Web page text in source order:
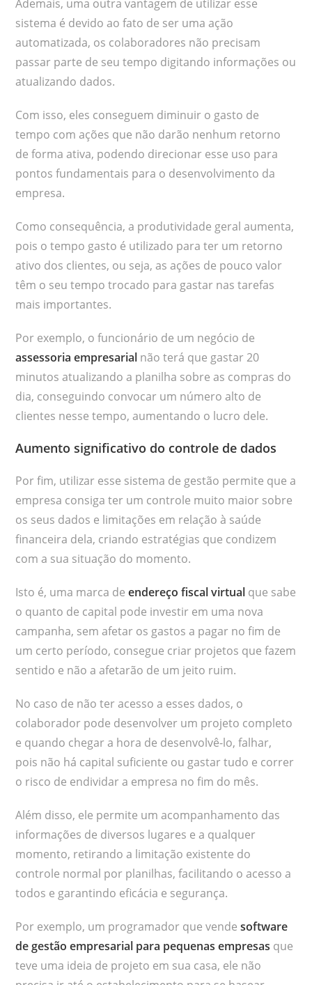
Ademais, uma outra vantagem de utilizar esse
sistema é devido ao fato de ser uma ação
automatizada, os colaboradores não precisam
passar parte de seu tempo digitando informações ou
atualizando dados.
Com isso, eles conseguem diminuir o gasto de
tempo com ações que não darão nenhum retorno
de forma ativa, podendo direcionar esse uso para
pontos fundamentais para o desenvolvimento da
empresa.
Como consequência, a produtividade geral aumenta,
pois o tempo gasto é utilizado para ter um retorno
ativo dos clientes, ou seja, as ações de pouco valor
têm o seu tempo trocado para gastar nas tarefas
mais importantes.
Por exemplo, o funcionário de um negócio de
assessoria empresarial não terá que gastar 20
minutos atualizando a planilha sobre as compras do
dia, conseguindo convocar um número alto de
clientes nesse tempo, aumentando o lucro dele.
Aumento significativo do controle de dados
Por fim, utilizar esse sistema de gestão permite que a
empresa consiga ter um controle muito maior sobre
os seus dados e limitações em relação à saúde
financeira dela, criando estratégias que condizem
com a sua situação do momento.
Isto é, uma marca deendereço fiscal virtual que sabe
o quanto de capital pode investir em uma nova
campanha, sem afetar os gastos a pagar no fim de
um certo período, consegue criar projetos que fazem
sentido e não a afetarão de um jeito ruim.
No caso de não ter acesso a esses dados, o
colaborador pode desenvolver um projeto completo
e quando chegar a hora de desenvolvê-lo, falhar,
pois não há capital suficiente ou gastar tudo e correr
o risco de endividar a empresa no fim do mês.
Além disso, ele permite um acompanhamento das
informações de diversos lugares e a qualquer
momento, retirando a limitação existente do
controle normal por planilhas, facilitando o acesso a
todos e garantindo eficácia e segurança.
Por exemplo, um programador que vendesoftware
de gestão empresarial para pequenas empresas que
teve uma ideia de projeto em sua casa, ele não